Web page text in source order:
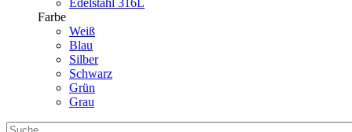
Farbe
Weiß
Blau
Silber
Schwarz
Grün
Grau